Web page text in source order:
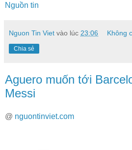
Nguồn tin
Nguon Tin Viet vào lúc 23:06 Không
Chia sẻ
Aguero muốn tới
Messi
@ nguontinviet.com